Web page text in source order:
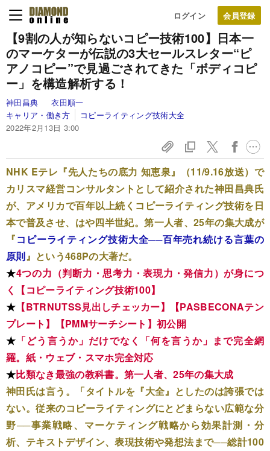
ログイン
【9割の人が知らないコピー技術100】 日本一
のマーケターが伝説の3大セールスレター“ピ
アノコピー”で見過ごされてきた 「ボディコピ
ー」を構造解析する！
神田昌典
衣田順一
キャリア・働き方
コピーライティング技術大全
2022年2月13日 3:00
NHK Eテレ『先人たちの底力 知恵泉』（11/9.16放送）で
カリスマ経営コンサルタントとして紹介された神田昌典氏
が、アメリカで百年以上続くコピーライティング技術を日
本で普及させ、はや四半世紀。第一人者、25年の集大成が
『コピーライティング技術大全──百年売れ続ける言葉の
原則』という468Pの大著だ。
★4つの力（判断力・思考力・表現力・発信力）が身につ
く【コピーライティング技術100】
★ 【BTRNUTSS見出しチェッカー】【PASBECONAテン
プレート】【PMMサーチシート】初公開
★ 「どう言うか」だけでなく「何を言うか」まで完全網
羅。紙・ウェブ・スマホ完全対応
★比類なき最強の教科書。第一人者、25年の集大成
神田氏は言う。「タイトルを『大全』としたのは誇張では
ない。従来のコピーライティングにとどまらない広範な分
野──事業戦略、マーケティング戦略から効果計測・分
析、テキストデザイン、表現技術や発想法まで──総計100